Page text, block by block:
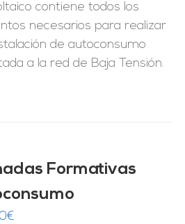
contiene todos los
necesarios para realizar
de autoconsumo
a la red de Baja Tensión.
Formativas
€